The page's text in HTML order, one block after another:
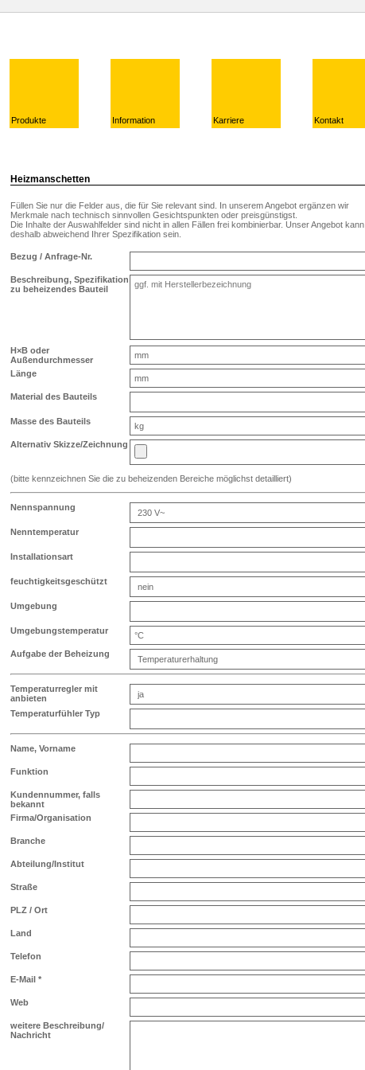
Produkte Information Karriere Kontakt
Heizmanschetten
Füllen Sie nur die Felder aus, die für Sie relevant sind. In unserem Angebot ergänzen wir
Merkmale nach technisch sinnvollen Gesichtspunkten oder preisgünstigst.
Die Inhalte der Auswahlfelder sind nicht in allen Fällen frei kombinierbar. Unser Angebot kann
deshalb abweichend Ihrer Spezifikation sein.
Bezug / Anfrage-Nr.
Beschreibung, Spezifikation
zu beheizendes Bauteil
H×B oder
Außendurchmesser
Länge
Material des Bauteils
Masse des Bauteils
Alternativ Skizze/Zeichnung
(bitte kennzeichnen Sie die zu beheizenden Bereiche möglichst detailliert)
Nennspannung
Nenntemperatur
Installationsart
feuchtigkeitsgeschützt
Umgebung
Umgebungstemperatur
Aufgabe der Beheizung
Temperaturregler mit
anbieten
Temperaturfühler Typ
Name, Vorname
Funktion
Kundennummer, falls
bekannt
Firma/Organisation
Branche
Abteilung/Institut
Straße
PLZ / Ort
Land
Telefon
E-Mail *
Web
weitere Beschreibung/
Nachricht